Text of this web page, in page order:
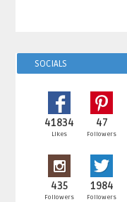
SOCIALS
41834
Likes
47
Followers
435
Followers
1984
Followers